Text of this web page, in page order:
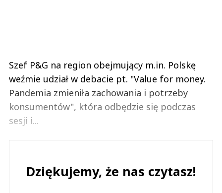
Szef P&G na region obejmujący m.in. Polskę
weźmie udział w debacie pt. "Value for money.
Pandemia zmieniła zachowania i potrzeby
konsumentów", która odbędzie się podczas
sesji i...
Dziękujemy, że nas czytasz!